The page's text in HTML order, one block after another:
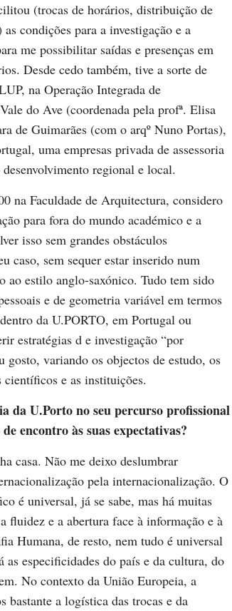
(trocas de horários, distribuição de
condições para a investigação e a
me possibilitar saídas e presenças em
Desde cedo também, tive a sorte de
na Operação Integrada de
do Ave (coordenada pela profª. Elisa
de Guimarães (com o arqº Nuno Portas),
uma empresas privada de assessoria
regional e local.
na Faculdade de Arquitectura, considero
para fora do mundo académico e a
isso sem grandes obstáculos
caso, sem sequer estar inserido num
ao estilo anglo-saxónico. Tudo tem sido
e de geometria variável em termos
da U.PORTO, em Portugal ou
estratégias d e investigação “por
gosto, variando os objectos de estudo, os
científicos e as instituições.
da U.Porto no seu percurso profissional
encontro às suas expectativas?
casa. Não me deixo deslumbrar
pela internacionalização. O
é universal, já se sabe, mas há muitas
fluidez e a abertura face à informação e à
Humana, de resto, nem tudo é universal
as especificidades do país e da cultura, do
No contexto da União Europeia, a
bastante a logística das trocas e da